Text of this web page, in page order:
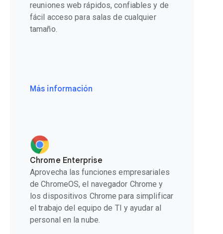
reuniones web rápidos, confiables y de
fácil acceso para salas de cualquier
tamaño.
Más información
Chrome Enterprise
Aprovecha las funciones empresariales
de ChromeOS, el navegador Chrome y
los dispositivos Chrome para simplificar
el trabajo del equipo de TI y ayudar al
personal en la nube.